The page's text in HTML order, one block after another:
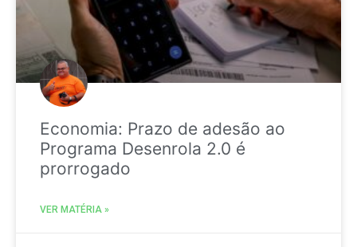
Economia: Prazo de adesão ao
Programa Desenrola 2.0 é
prorrogado
VER MATÉRIA »